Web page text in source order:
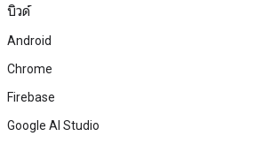
บิวด์
Android
Chrome
Firebase
Google AI Studio